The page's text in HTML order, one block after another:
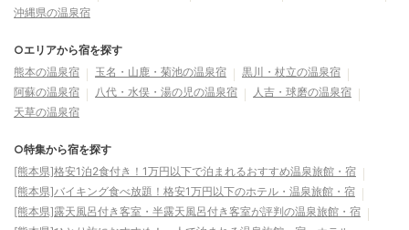
沖縄県の温泉宿
○エリアから宿を探す
熊本の温泉宿
玉名・山鹿・菊池の温泉宿
黒川・杖立の温泉宿
阿蘇の温泉宿
八代・水俣・湯の児の温泉宿
人吉・球磨の温泉宿
天草の温泉宿
○特集から宿を探す
[熊本県]格安1泊2食付き！1万円以下で泊まれるおすすめ温泉旅館・宿
[熊本県]バイキング食べ放題！格安1万円以下のホテル・温泉旅館・宿
[熊本県]露天風呂付き客室・半露天風呂付き客室が評判の温泉旅館・宿